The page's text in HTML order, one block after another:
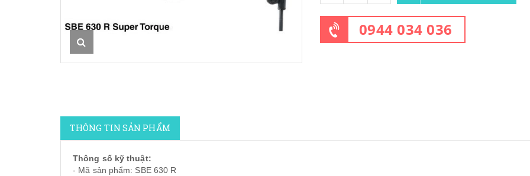
0944 034 036
THÔNG TIN SẢN PHẨM
Thông số kỹ thuật:
- Mã sản phẩm: SBE 630 R